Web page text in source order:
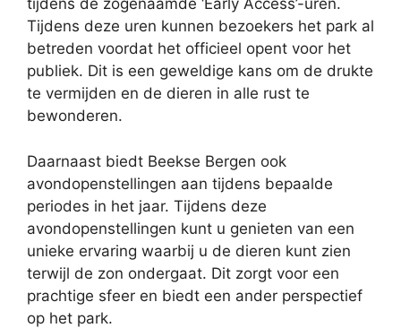
tijdens de zogenaamde ‘Early Access’-uren.
Tijdens deze uren kunnen bezoekers het park al
betreden voordat het officieel opent voor het
publiek. Dit is een geweldige kans om de drukte
te vermijden en de dieren in alle rust te
bewonderen.
Daarnaast biedt Beekse Bergen ook
avondopenstellingen aan tijdens bepaalde
periodes in het jaar. Tijdens deze
avondopenstellingen kunt u genieten van een
unieke ervaring waarbij u de dieren kunt zien
terwijl de zon ondergaat. Dit zorgt voor een
prachtige sfeer en biedt een ander perspectief
op het park.